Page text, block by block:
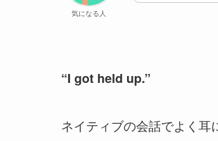
気になる人
“I got held up.”
ネイティブの会話でよく耳